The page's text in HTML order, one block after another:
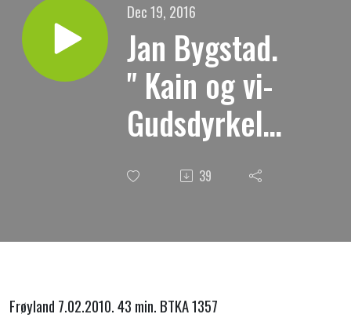
Dec 19, 2016
Jan Bygstad.
" Kain og vi-
Gudsdyrkelse
idag " 39
Frøyland 7.02.2010. 43 min. BTKA 1357